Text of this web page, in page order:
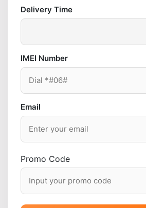
Delivery Time
IMEI Number
Email
Promo Code